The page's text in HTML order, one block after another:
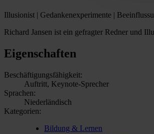
Illusionist | Gedankenexperimente |
Richard Jansen ist ein gefragter Redner und
Eigenschaften
Beschäftigungsfähigkeit:
Auftritt, Keynote-Sprecher
Sprachen:
Niederländisch
Kategorien:
Bildung & Lernen